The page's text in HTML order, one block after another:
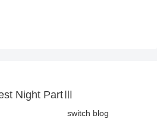
Night PartⅢ
switch blog